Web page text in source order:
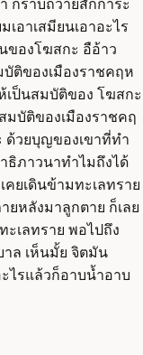
กราบถวายสักการะ
อาเสมียนเอาอะไร
ของโฆสกะ อือ้าว
บัติของเมืองราชคฤห
เป็นสมบัติของ โฆสกะ
มบัติของเมืองราชคฤ
ด้วยบุญของเขาที่ทำ
ภาวนาทำไมถึงได้
ยเดินข้ามทะเลทราย
หลังมาลูกตาย ก็เลย
เลทราย พอไปถึง
ล เห็นมั้ย จิตมัน
ไรแล้วก็อาบน้ำอาบ